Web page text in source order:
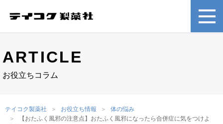
ARTICLE
お役立ちコラム
テイコク製薬社 お役立ち情報
体の悩み
【おたふく風邪の注意点】おたふく風邪になったら合併症に気をつけよ